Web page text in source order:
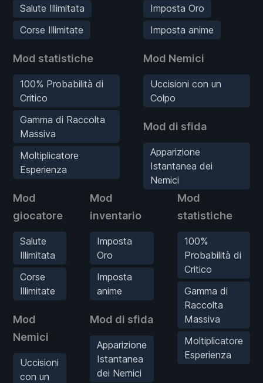
Salute Illimitata
Corse Illimitate
Mod statistiche
100% Probabilità di
Critico
Gamma di Raccolta
Massiva
Moltiplicatore
Esperienza
Imposta Oro
Imposta anime
Mod Nemici
Uccisioni con un
Colpo
Mod di sfida
Apparizione
Istantanea dei
Nemici
Mod
giocatore
Salute
Illimitata
Corse
Illimitate
Mod
Nemici
Uccisioni
con un
Mod
inventario
Imposta
Oro
Imposta
anime
Mod di sfida
Apparizione
Istantanea
dei Nemici
Mod
statistiche
100%
Probabilità di
Critico
Gamma di
Raccolta
Massiva
Moltiplicatore
Esperienza